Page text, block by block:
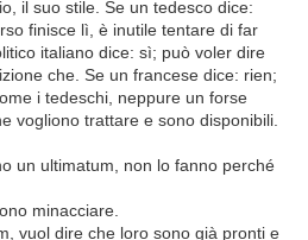
il suo stile. Se un tedesco dice:
finisce lì, è inutile tentare di far
italiano dice: sì; può voler dire
che. Se un francese dice: rien;
i tedeschi, neppure un forse
vogliono trattare e sono disponibili.
un ultimatum, non lo fanno perché
minacciare.
vuol dire che loro sono già pronti e